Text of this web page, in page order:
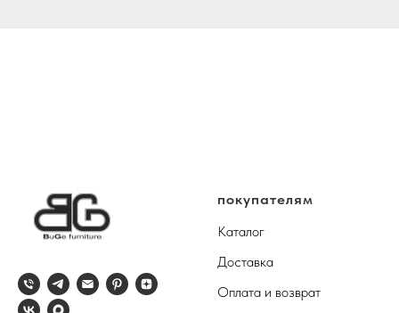
покупателям
Каталог
Доставка
Оплата и возврат